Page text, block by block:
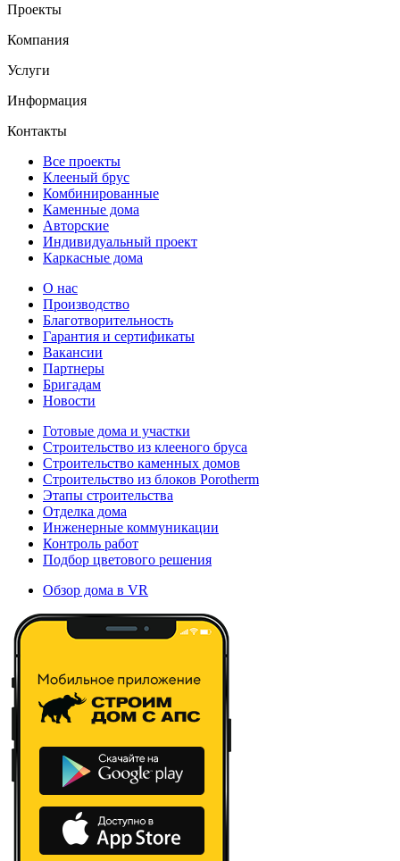
Проекты
Компания
Услуги
Информация
Контакты
Все проекты
Клееный брус
Комбинированные
Каменные дома
Авторские
Индивидуальный проект
Каркасные дома
О нас
Производство
Благотворительность
Гарантия и сертификаты
Вакансии
Партнеры
Бригадам
Новости
Готовые дома и участки
Строительство из клееного бруса
Строительство каменных домов
Строительство из блоков Porotherm
Этапы строительства
Отделка дома
Инженерные коммуникации
Контроль работ
Подбор цветового решения
Обзор дома в VR